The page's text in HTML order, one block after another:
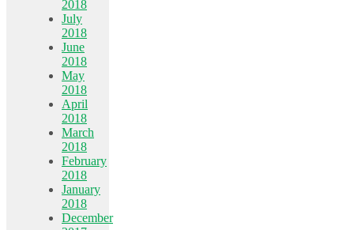
2018
July
2018
June
2018
May
2018
April
2018
March
2018
February
2018
January
2018
December